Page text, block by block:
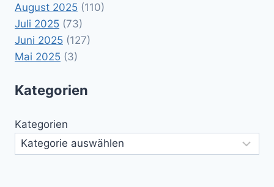
August 2025 (110)
Juli 2025 (73)
Juni 2025 (127)
Mai 2025 (3)
Kategorien
Kategorien